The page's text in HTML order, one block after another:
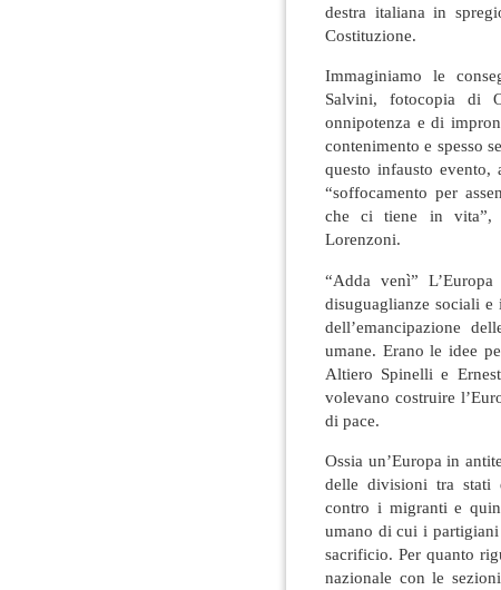
destra italiana in
Costituzione.
Immaginiamo le
Salvini, fotocopia di
onnipotenza e di
contenimento e spesso
questo infausto
“soffocamento per
che ci tiene in vita”,
Lorenzoni.
“Adda venì”
disuguaglianze sociali
dell’emancipazione
umane. Erano le idee
Altiero Spinelli e
volevano costruire
di pace.
Ossia un’Europa in
delle divisioni tra stati
contro i migranti e
umano di cui i partigiani
sacrificio. Per quanto
nazionale con le